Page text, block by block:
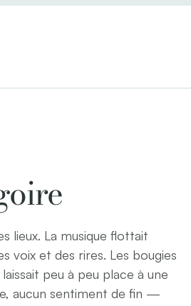
lieux. La musique flottait
voix et des rires. Les bougies
peu à peu place à une
aucun sentiment de fin —